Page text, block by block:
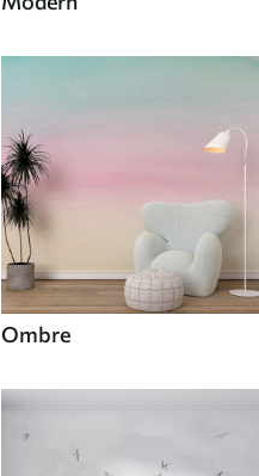
Ombre